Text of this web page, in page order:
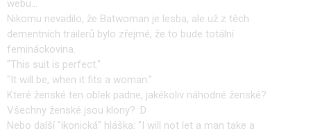
webu...
Nikomu nevadilo, že Batwoman je lesba, ale už z těch
dementních trailerů bylo zřejmé, že to bude totální
femináckovina.
"This suit is perfect."
"It will be, when it fits a woman."
Které ženské ten oblek padne, jakékoliv náhodné ženské?
Všechny ženské jsou klony? :D
Nebo další "ikonická" hláška: "I will not let a man take a